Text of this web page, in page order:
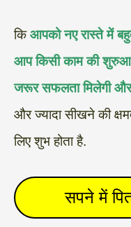
किआपको नए रास्ते में
आप किसी काम की
जरूर सफलता मिलेगी और
और ज्यादा सीखने की
लिए शुभ होता है.
सपने में